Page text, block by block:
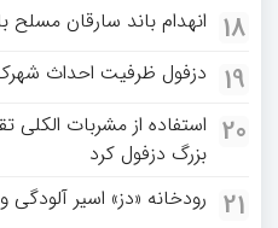
18 انهدام باند سارقان مسلح
19 دزفول ظرفیت احداث
20
بزرگ دزفول کرد
21 رودخانه «دز» اسیر